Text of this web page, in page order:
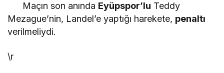
Maçın son anında Eyüpspor’lu Teddy
Mezague’nin, Landel’e yaptığı harekete, penaltı
verilmeliydi.
\r